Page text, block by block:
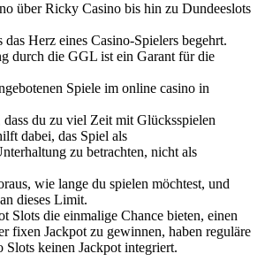
über Ricky Casino bis hin zu Dundeeslots
das Herz eines Casino-Spielers begehrt.
durch die GGL ist ein Garant für die
Spiele im online casino in
du zu viel Zeit mit Glücksspielen
dabei, das Spiel als
zu betrachten, nicht als
wie lange du spielen möchtest, und
dieses Limit.
Slots die einmalige Chance bieten, einen
fixen Jackpot zu gewinnen, haben reguläre
Slots keinen Jackpot integriert.